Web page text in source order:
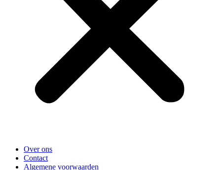
Over ons
Contact
Algemene voorwaarden